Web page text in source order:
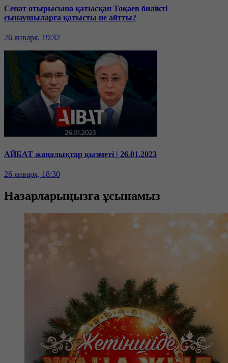
Сенат отырысына қатысқан Тоқаев билікті
сынаушыларға қатысты не айтты?
26 января, 19:32
АЙБАТ жаңалықтар қызметі | 26.01.2023
26 января, 18:30
Назарларыңызға ұсынамыз